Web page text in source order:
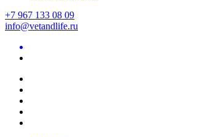
+7 967 133 08 09
info@vetandlife.ru